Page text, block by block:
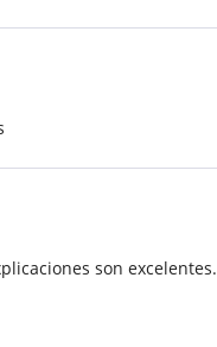
son excelentes.